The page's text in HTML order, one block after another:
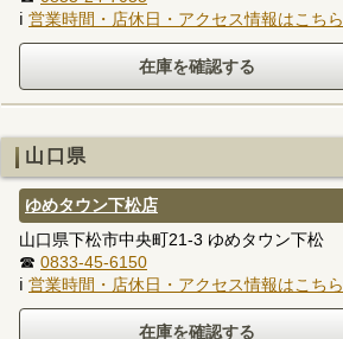
ℹ 営業時間・店休日・アクセス情報はこちら
山口県
ゆめタウン下松店
山口県下松市中央町21-3 ゆめタウン下松
☎ 0833-45-6150
ℹ 営業時間・店休日・アクセス情報はこちら